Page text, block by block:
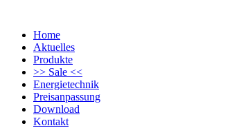
Home
Aktuelles
Produkte
>> Sale <<
Energietechnik
Preisanpassung
Download
Kontakt